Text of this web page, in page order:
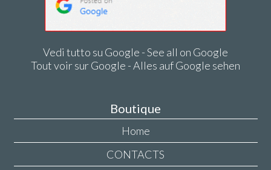
Vedi tutto su Google - See all on Google
Tout voir sur Google - Alles auf Google sehen
Boutique
Home
CONTACTS